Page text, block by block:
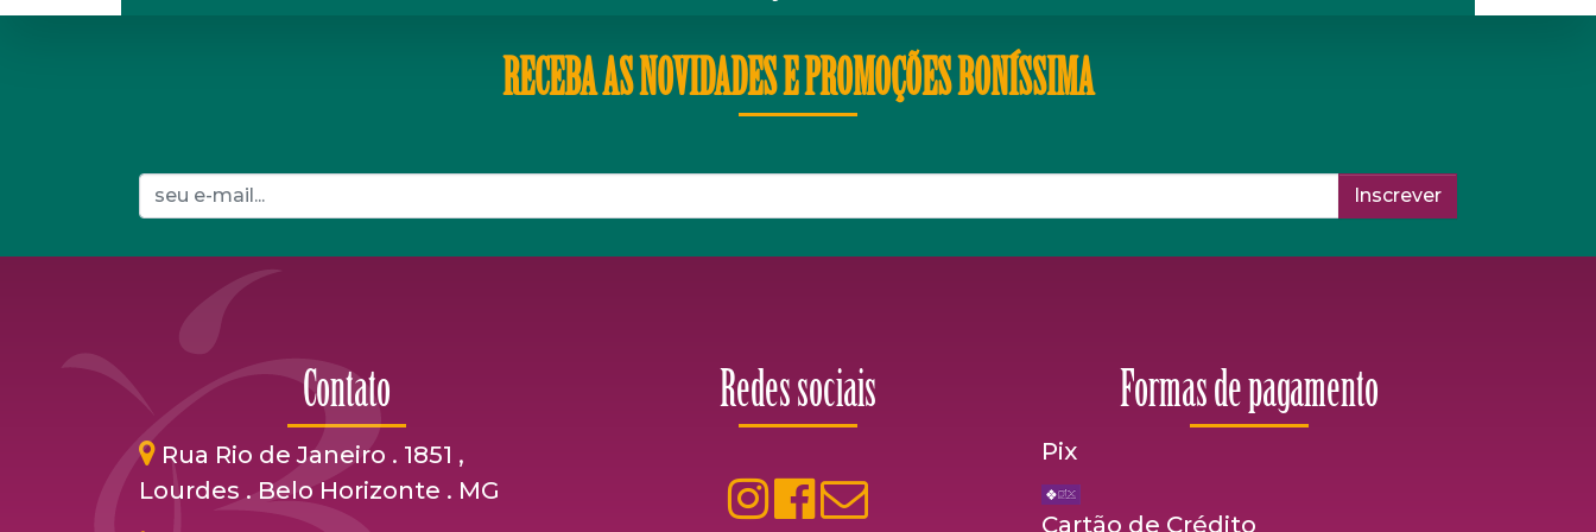
RECEBA AS NOVIDADES E PROMOÇÕES BONÍSSIMA
Inscrever
Contato
Rua Rio de Janeiro . 1851 ,
Lourdes . Belo Horizonte . MG
Redes sociais Formas de pagamento
Pix
Cartão de Crédito